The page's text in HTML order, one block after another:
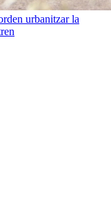
urbanitzar la